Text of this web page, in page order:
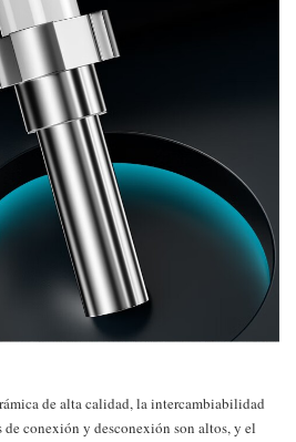
de alta calidad, la intercambiabilidad
de conexión y desconexión son altos, y el